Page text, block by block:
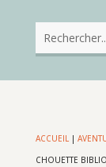
ACCUEIL|
CHOUETTE